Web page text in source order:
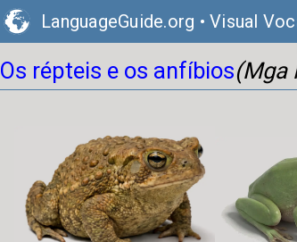
LanguageGuide.org • Visual
Os répteis e os anfíbios(Mga